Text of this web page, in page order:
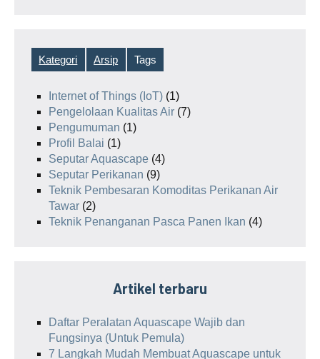
Kategori Arsip Tags
Internet of Things (IoT) (1)
Pengelolaan Kualitas Air (7)
Pengumuman (1)
Profil Balai (1)
Seputar Aquascape (4)
Seputar Perikanan (9)
Teknik Pembesaran Komoditas Perikanan Air
Tawar (2)
Teknik Penanganan Pasca Panen Ikan (4)
Artikel terbaru
Daftar Peralatan Aquascape Wajib dan
Fungsinya (Untuk Pemula)
7 Langkah Mudah Membuat Aquascape untuk